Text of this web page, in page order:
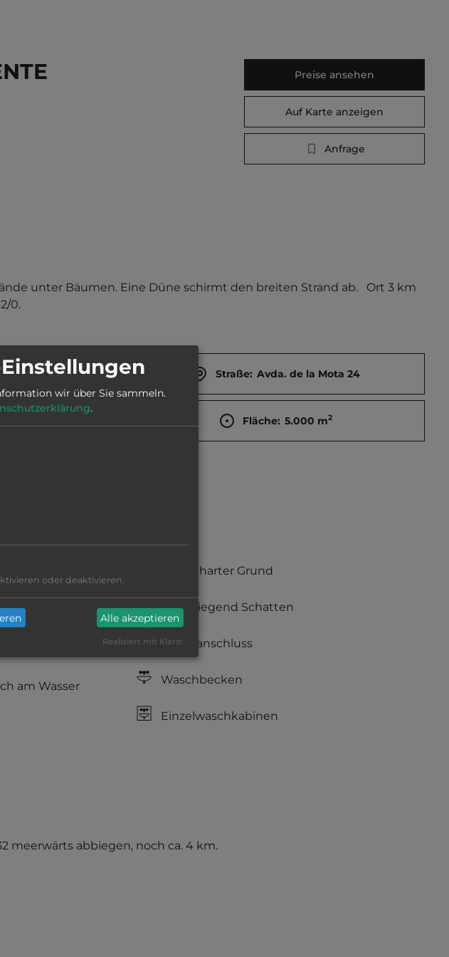
Preise ansehen
Auf Karte anzeigen
Anfrage
unter Bäumen. Eine Düne schirmt den breiten Strand ab.   Ort 3 km
0.
Straße: Avda. de la Mota 24
Fläche: 5.000 m2
am Wasser
kiesig, harter Grund
überwiegend Schatten
Stromanschluss
Waschbecken
Einzelwaschkabinen
meerwärts abbiegen, noch ca. 4 km.
wir über Sie sammeln.
.
oder deaktivieren.
Alle akzeptieren
Realisiert mit Klaro!